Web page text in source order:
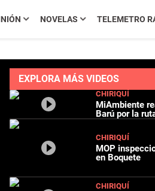
NOVELAS TELEMETRO
EXPLORA MÁS VIDEOS
CHIRIQUÍ
MiAmbiente
Barú por la
CHIRIQUÍ
MOP
en Boquete
CHIRIQUÍ